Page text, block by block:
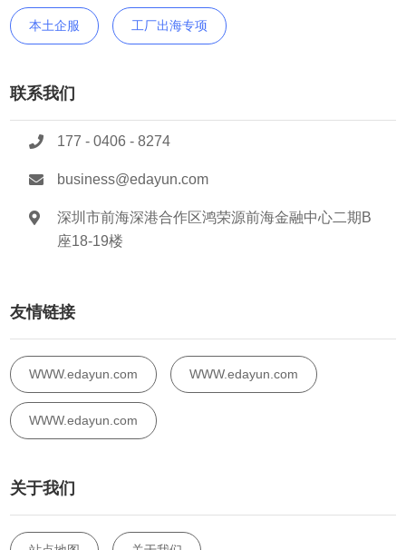
本土企服 工厂出海专项
联系我们
177 - 0406 - 8274
business@edayun.com
深圳市前海深港合作区鸿荣源前海金融中心二期B
座18-19楼
友情链接
WWW.edayun.com WWW.edayun.com
WWW.edayun.com
关于我们